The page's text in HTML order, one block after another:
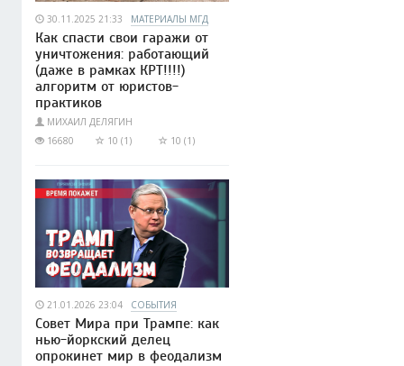
30.11.2025 21:33 МАТЕРИАЛЫ МГД
Как спасти свои гаражи от
уничтожения: работающий
(даже в рамках КРТ!!!!)
алгоритм от юристов-
практиков
МИХАИЛ ДЕЛЯГИН
16680
10 (1) 10 (1)
21.01.2026 23:04 СОБЫТИЯ
Совет Мира при Трампе: как
нью-йоркский делец
опрокинет мир в феодализм